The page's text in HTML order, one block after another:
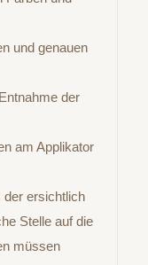
und genauen
der
am Applikator
der ersichtlich
Stelle auf die
müssen